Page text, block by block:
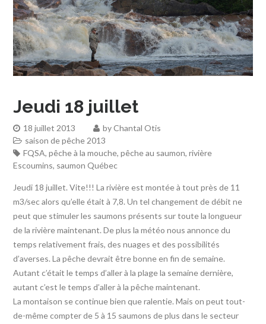
Jeudi 18 juillet
18 juillet 2013 byChantal Otis
saison de pêche 2013
FQSA,pêche à la mouche,pêche au saumon,rivière
Escoumins, saumon Québec
Jeudi 18 juillet. Vite!!! La rivière est montée à tout près de 11
m3/sec alors qu’elle était à 7,8. Un tel changement de débit ne
peut que stimuler les saumons présents sur toute la longueur
de la rivière maintenant. De plus la météo nous annonce du
temps relativement frais, des nuages et des possibilités
d’averses. La pêche devrait être bonne en fin de semaine.
Autant c’était le temps d’aller à la plage la semaine dernière,
autant c’est le temps d’aller à la pêche maintenant.
La montaison se continue bien que ralentie. Mais on peut tout-
de-même compter de 5 à 15 saumons de plus dans le secteur